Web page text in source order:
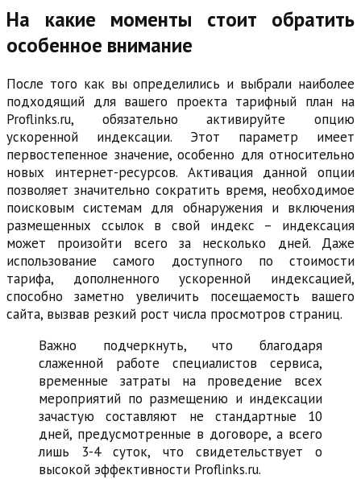
На какие моменты стоит обратить
особенное внимание
После того как вы определились и выбрали наиболее
подходящий для вашего проекта тарифный план на
Proflinks.ru, обязательно активируйте опцию
ускоренной индексации. Этот параметр имеет
первостепенное значение, особенно для относительно
новых интернет-ресурсов. Активация данной опции
позволяет значительно сократить время, необходимое
поисковым системам для обнаружения и включения
размещенных ссылок в свой индекс – индексация
может произойти всего за несколько дней. Даже
использование самого доступного по стоимости
тарифа, дополненного ускоренной индексацией,
способно заметно увеличить посещаемость вашего
сайта, вызвав резкий рост числа просмотров страниц.
Важно подчеркнуть, что благодаря
слаженной работе специалистов сервиса,
временные затраты на проведение всех
мероприятий по размещению и индексации
зачастую составляют не стандартные 10
дней, предусмотренные в договоре, а всего
лишь 3-4 суток, что свидетельствует о
высокой эффективности Proflinks.ru.